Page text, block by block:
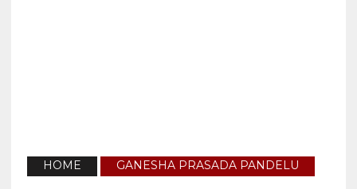
HOME GANESHA PRASADA PANDELU